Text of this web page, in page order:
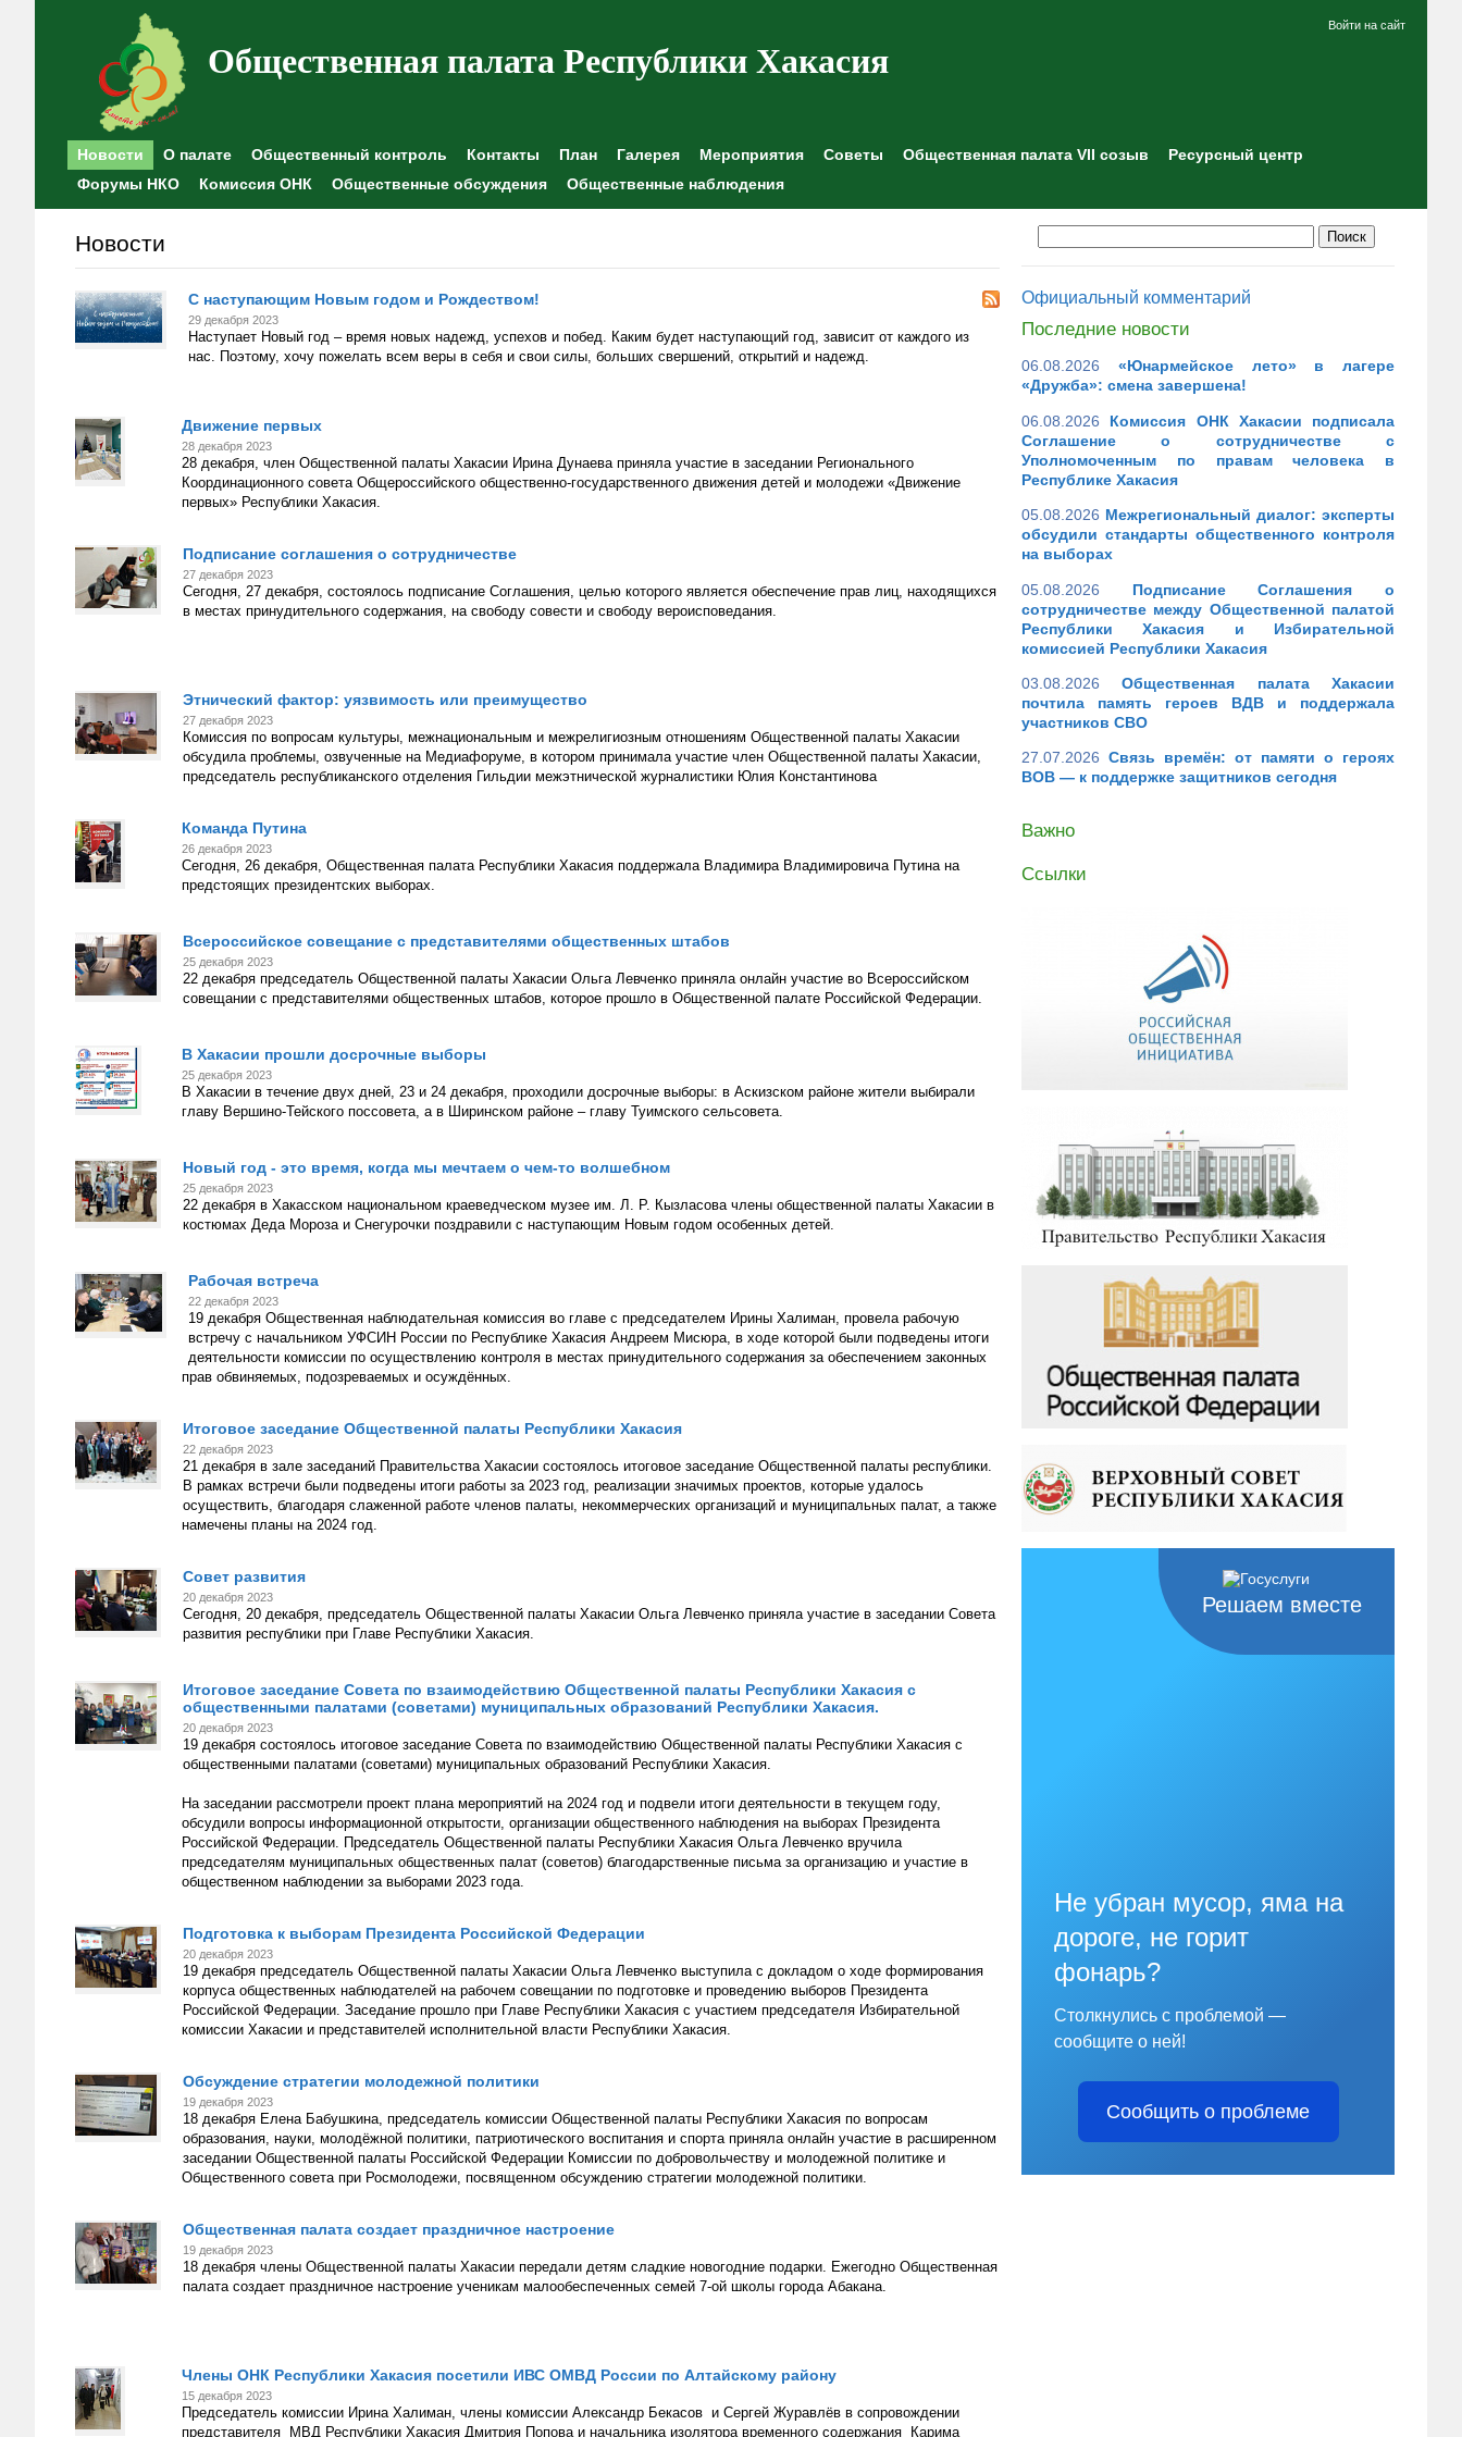
Общественная палата Республики Хакасия
Войти на сайт
Новости О палате Общественный контроль Контакты План Галерея Мероприятия Советы Общественная палата VII созыв
Ресурсный центр
Форумы НКО
Комиссия ОНК Общественные обсуждения Общественные наблюдения
Новости
С наступающим Новым годом и Рождеством!
29 декабря 2023
Наступает Новый год – время новых надежд, успехов и побед. Каким будет наступающий год, зависит от каждого из
нас. Поэтому, хочу пожелать всем веры в себя и свои силы, больших свершений, открытий и надежд.
Движение первых
28 декабря 2023
28 декабря, член Общественной палаты Хакасии Ирина Дунаева приняла участие в заседании Регионального
Координационного совета Общероссийского общественно-государственного движения детей и молодежи «Движение
первых» Республики Хакасия.
Подписание соглашения о сотрудничестве
27 декабря 2023
Сегодня, 27 декабря, состоялось подписание Соглашения, целью которого является обеспечение прав лиц, находящихся
в местах принудительного содержания, на свободу совести и свободу вероисповедания.
Этнический фактор: уязвимость или преимущество
27 декабря 2023
Комиссия по вопросам культуры, межнациональным и межрелигиозным отношениям Общественной палаты Хакасии
обсудила проблемы, озвученные на Медиафоруме, в котором принимала участие член Общественной палаты Хакасии,
председатель республиканского отделения Гильдии межэтнической журналистики Юлия Константинова
Команда Путина
26 декабря 2023
Сегодня, 26 декабря, Общественная палата Республики Хакасия поддержала Владимира Владимировича Путина на
предстоящих президентских выборах.
Всероссийское совещание с представителями общественных штабов
25 декабря 2023
22 декабря председатель Общественной палаты Хакасии Ольга Левченко приняла онлайн участие во Всероссийском
совещании с представителями общественных штабов, которое прошло в Общественной палате Российской Федерации.
В Хакасии прошли досрочные выборы
25 декабря 2023
В Хакасии в течение двух дней, 23 и 24 декабря, проходили досрочные выборы: в Аскизском районе жители выбирали
главу Вершино-Тейского поссовета, а в Ширинском районе – главу Туимского сельсовета.
Новый год - это время, когда мы мечтаем о чем-то волшебном
25 декабря 2023
22 декабря в Хакасском национальном краеведческом музее им. Л. Р. Кызласова члены общественной палаты Хакасии в
костюмах Деда Мороза и Снегурочки поздравили с наступающим Новым годом особенных детей.
Рабочая встреча
22 декабря 2023
19 декабря Общественная наблюдательная комиссия во главе с председателем Ирины Халиман, провела рабочую
встречу с начальником УФСИН России по Республике Хакасия Андреем Мисюра, в ходе которой были подведены итоги
деятельности комиссии по осуществлению контроля в местах принудительного содержания за обеспечением законных
прав обвиняемых, подозреваемых и осуждённых.
Итоговое заседание Общественной палаты Республики Хакасия
22 декабря 2023
21 декабря в зале заседаний Правительства Хакасии состоялось итоговое заседание Общественной палаты республики.
В рамках встречи были подведены итоги работы за 2023 год, реализации значимых проектов, которые удалось
осуществить, благодаря слаженной работе членов палаты, некоммерческих организаций и муниципальных палат, а также
намечены планы на 2024 год.
Совет развития
20 декабря 2023
Сегодня, 20 декабря, председатель Общественной палаты Хакасии Ольга Левченко приняла участие в заседании Совета
развития республики при Главе Республики Хакасия.
Итоговое заседание Совета по взаимодействию Общественной палаты Республики Хакасия с
общественными палатами (советами) муниципальных образований Республики Хакасия.
20 декабря 2023
19 декабря состоялось итоговое заседание Совета по взаимодействию Общественной палаты Республики Хакасия с
общественными палатами (советами) муниципальных образований Республики Хакасия.
На заседании рассмотрели проект плана мероприятий на 2024 год и подвели итоги деятельности в текущем году,
обсудили вопросы информационной открытости, организации общественного наблюдения на выборах Президента
Российской Федерации. Председатель Общественной палаты Республики Хакасия Ольга Левченко вручила
председателям муниципальных общественных палат (советов) благодарственные письма за организацию и участие в
общественном наблюдении за выборами 2023 года.
Подготовка к выборам Президента Российской Федерации
20 декабря 2023
19 декабря председатель Общественной палаты Хакасии Ольга Левченко выступила с докладом о ходе формирования
корпуса общественных наблюдателей на рабочем совещании по подготовке и проведению выборов Президента
Российской Федерации. Заседание прошло при Главе Республики Хакасия с участием председателя Избирательной
комиссии Хакасии и представителей исполнительной власти Республики Хакасия.
Обсуждение стратегии молодежной политики
19 декабря 2023
18 декабря Елена Бабушкина, председатель комиссии Общественной палаты Республики Хакасия по вопросам
образования, науки, молодёжной политики, патриотического воспитания и спорта приняла онлайн участие в расширенном
заседании Общественной палаты Российской Федерации Комиссии по добровольчеству и молодежной политике и
Общественного совета при Росмолодежи, посвященном обсуждению стратегии молодежной политики.
Общественная палата создает праздничное настроение
19 декабря 2023
18 декабря члены Общественной палаты Хакасии передали детям сладкие новогодние подарки. Ежегодно Общественная
палата создает праздничное настроение ученикам малообеспеченных семей 7-ой школы города Абакана.
Члены ОНК Республики Хакасия посетили ИВС ОМВД России по Алтайскому району
15 декабря 2023
Председатель комиссии Ирина Халиман, члены комиссии Александр Бекасов и Сергей Журавлёв в сопровождении
представителя МВД Республики Хакасия Дмитрия Попова и начальника изолятора временного содержания Карима
Официальный комментарий
Последние новости
06.08.2026
«Юнармейское лето» в лагере
«Дружба»: смена завершена!
06.08.2026
Комиссия ОНК Хакасии подписала
Соглашение о сотрудничестве с
Уполномоченным по правам человека в
Республике Хакасия
05.08.2026 Межрегиональный диалог: эксперты
обсудили стандарты общественного контроля
на выборах
05.08.2026
Подписание Соглашения о
сотрудничестве между Общественной палатой
Республики Хакасия и Избирательной
комиссией Республики Хакасия
03.08.2026
Общественная палата Хакасии
почтила память героев ВДВ и поддержала
участников СВО
27.07.2026 Связь времён: от памяти о героях
ВОВ — к поддержке защитников сегодня
Важно
Ссылки
Решаем вместе
Не убран мусор, яма на
дороге, не горит
фонарь?
Столкнулись с проблемой —
сообщите о ней!
Сообщить о проблеме